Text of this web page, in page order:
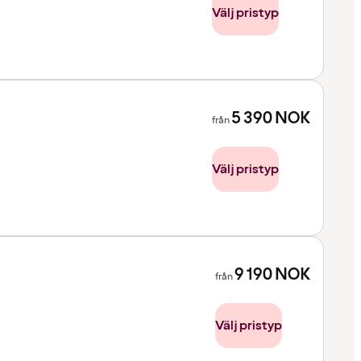
Välj pristyp
från5 390NOK
Välj pristyp
från9 190NOK
Välj pristyp